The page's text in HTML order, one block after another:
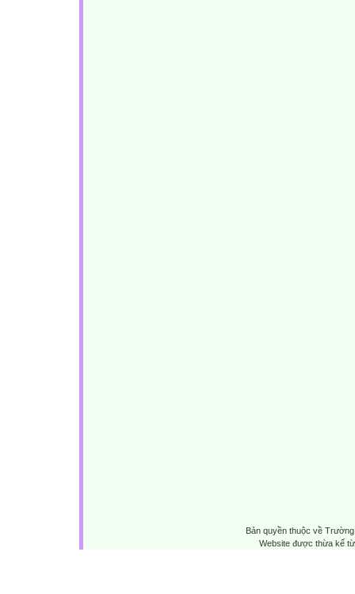
Bản quyền thuộc về
Website được thừa kế